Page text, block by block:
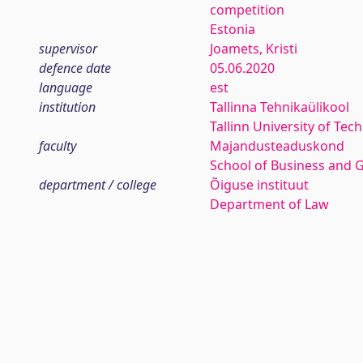
competition
Estonia
supervisor
Joamets, Kristi
defence date
05.06.2020
language
est
institution
Tallinna Tehnikaülikool
Tallinn University of
faculty
Majandusteaduskond
School of Business and
department / college
Õiguse instituut
Department of Law